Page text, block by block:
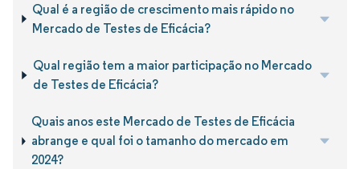
Qual é a região de crescimento mais rápido no
Mercado de Testes de Eficácia?
Qual região tem a maior participação no Mercado
de Testes de Eficácia?
Quais anos este Mercado de Testes de Eficácia
abrange e qual foi o tamanho do mercado em
2024?